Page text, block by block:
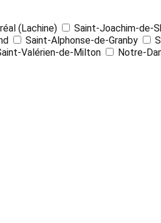
(Lachine) Saint-Joachim-de-
Saint-Alphonse-de-Granby
Valérien-de-Milton Notre-